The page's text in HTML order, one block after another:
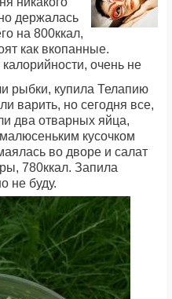
держалась
на 800ккал,
как вкопанные.
очень не
рыбки, купила Телапию
варить, но сегодня все,
два отварных яйца,
кусочком
во дворе и салат
780ккал. Запила
не буду.